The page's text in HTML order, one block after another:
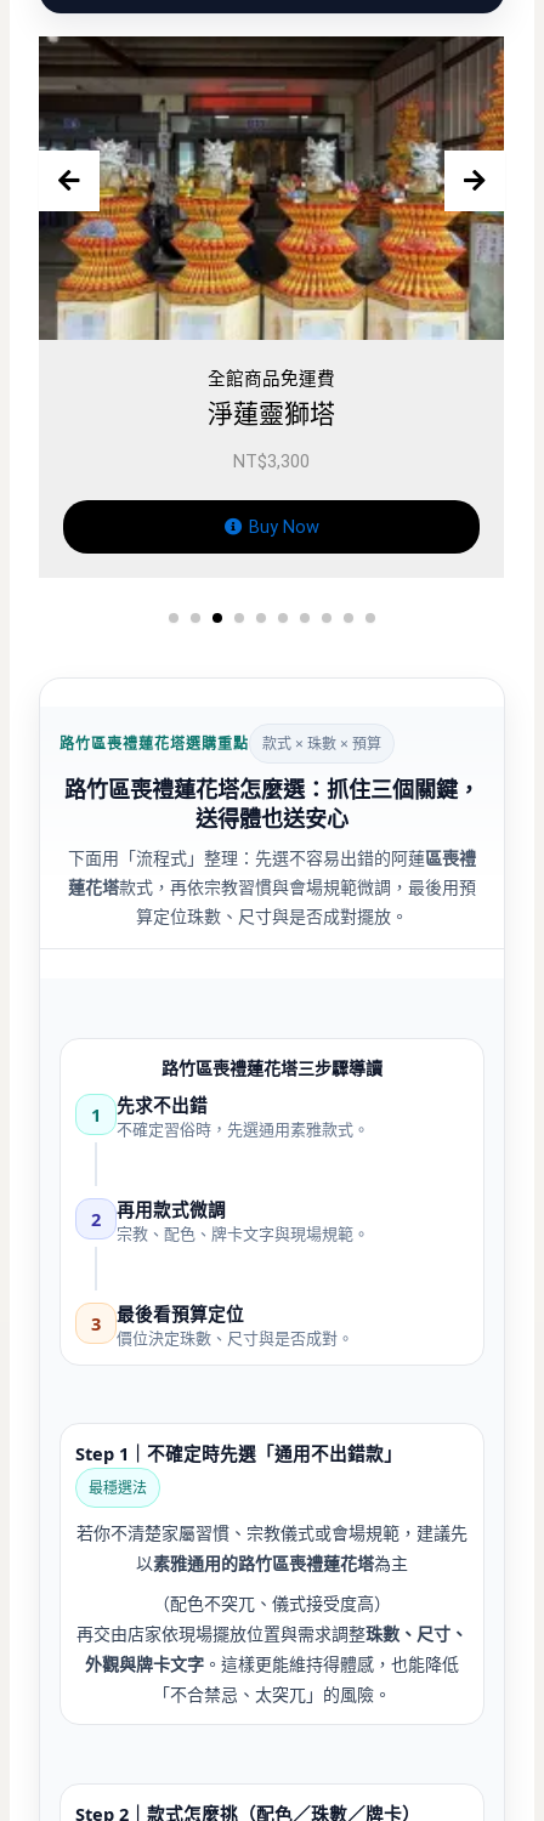
全館商品免運費
巨無霸蓮花塔
路竹區喪禮蓮花塔選購重點 款式 × 珠數 × 預算
路竹區喪禮蓮花塔怎麼選：抓住三個關鍵，
送得體也送安心
下面用「流程式」整理：先選不容易出錯的阿蓮區喪禮
蓮花塔款式，再依宗教習慣與會場規範微調，最後用預
算定位珠數、尺寸與是否成對擺放。
路竹區喪禮蓮花塔三步驟導讀
1 先求不出錯
不確定習俗時，先選通用素雅款式。
2 再用款式微調
宗教、配色、牌卡文字與現場規範。
3 最後看預算定位
價位決定珠數、尺寸與是否成對。
Step 1｜不確定時先選「通用不出錯款」
最穩選法
若你不清楚家屬習慣、宗教儀式或會場規範，建議先
以素雅通用的路竹區喪禮蓮花塔為主
（配色不突兀、儀式接受度高）
再交由店家依現場擺放位置與需求調整珠數、尺寸、
外觀與牌卡文字 。這樣更能維持得體感，也能降低
「不合禁忌、太突兀」的風險。
Step 2｜款式怎麼挑（配色／珠數／牌卡）